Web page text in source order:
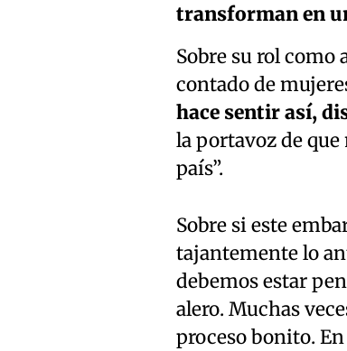
transforman en
Sobre su rol como
contado de
hace sentir así,
la portavoz de
país”.
Sobre si este
tajantemente lo
debemos estar
alero. Muchas
proceso bonito.